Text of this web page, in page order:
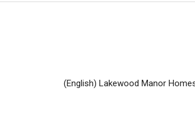
(English) Lakewood Manor